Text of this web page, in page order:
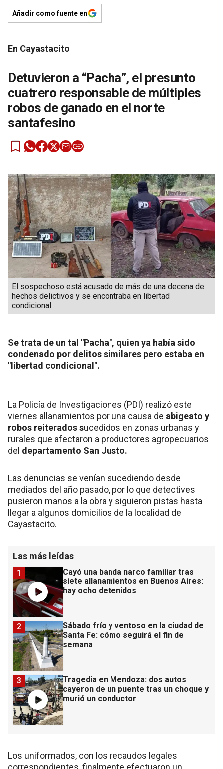
Añadir como fuente en
En Cayastacito
Detuvieron a “Pacha”, el presunto
cuatrero responsable de múltiples
robos de ganado en el norte
santafesino
El sospechoso está acusado de más de una decena de
hechos delictivos y se encontraba en libertad
condicional.
Se trata de un tal "Pacha", quien ya había sido
condenado por delitos similares pero estaba en
"libertad condicional".
La Policía de Investigaciones (PDI) realizó este
viernes allanamientos por una causa de abigeato y
robos reiterados sucedidos en zonas urbanas y
rurales que afectaron a productores agropecuarios
del departamento San Justo.
Las denuncias se venían sucediendo desde
mediados del año pasado, por lo que detectives
pusieron manos a la obra y siguieron pistas hasta
llegar a algunos domicilios de la localidad de
Cayastacito.
Las más leídas
Cayó una banda narco familiar tras
siete allanamientos en Buenos Aires:
hay ocho detenidos
1
Sábado frío y ventoso en la ciudad de
Santa Fe: cómo seguirá el fin de
semana
2
Tragedia en Mendoza: dos autos
cayeron de un puente tras un choque y
murió un conductor
3
Los uniformados, con los recaudos legales
correspondientes, finalmente efectuaron un